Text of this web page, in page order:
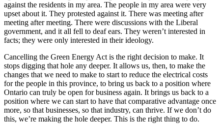
against the residents in my area. The people in my area were very
upset about it. They protested against it. There was meeting after
meeting after meeting. There were discussions with the Liberal
government, and it all fell to deaf ears. They weren’t interested in
facts; they were only interested in their ideology.
Cancelling the Green Energy Act is the right decision to make. It
stops digging that hole any deeper. It allows us, then, to make the
changes that we need to make to start to reduce the electrical costs
for the people in this province, to bring us back to a position where
Ontario can truly be open for business again. It brings us back to a
position where we can start to have that comparative advantage once
more, so that businesses, so that industry, can thrive. If we don’t do
this, we’re making the hole deeper. This is the right thing to do.